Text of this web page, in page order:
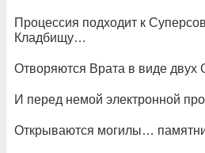
Процессия подходит к
Кладбищу…
Отворяются Врата в виде
И перед немой электронной
Открываются могилы…